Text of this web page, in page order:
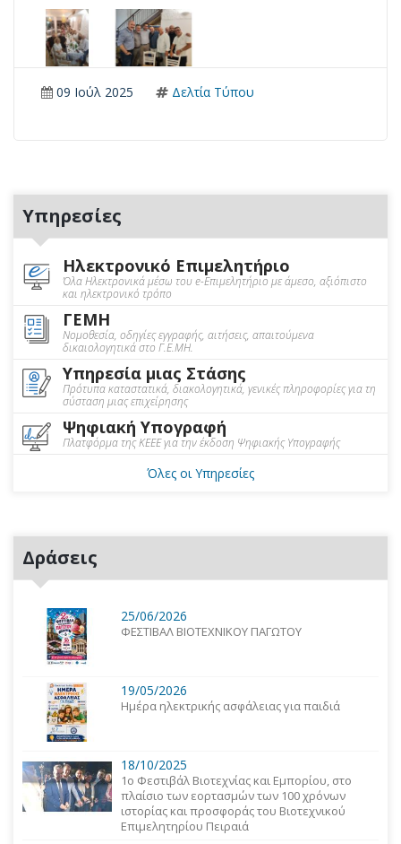
09 Ιούλ 2025 Δελτία Τύπου
Υπηρεσίες
Ηλεκτρονικό Επιμελητήριο
Όλα Ηλεκτρονικά μέσω του e-Επιμελητήριο με άμεσο, αξιόπιστο
και ηλεκτρονικό τρόπο
ΓΕΜΗ
Νομοθεσία, οδηγίες εγγραφής, αιτήσεις, απαιτούμενα
δικαιολογητικά στο Γ.Ε.ΜΗ.
Υπηρεσία μιας Στάσης
Πρότυπα καταστατικά, διακολογητικά, γενικές πληροφορίες για τη
σύσταση μιας επιχείρησης
Ψηφιακή Υπογραφή
Πλατφόρμα της ΚΕΕΕ για την έκδοση Ψηφιακής Υπογραφής
Όλες οι Υπηρεσίες
Δράσεις
25/06/2026
ΦΕΣΤΙΒΑΛ ΒΙΟΤΕΧΝΙΚΟΥ ΠΑΓΩΤΟΥ
19/05/2026
Ημέρα ηλεκτρικής ασφάλειας για παιδιά
18/10/2025
1o Φεστιβάλ Βιοτεχνίας και Εμπορίου, στο
πλαίσιο των εορτασμών των 100 χρόνων
ιστορίας και προσφοράς του Βιοτεχνικού
Επιμελητηρίου Πειραιά